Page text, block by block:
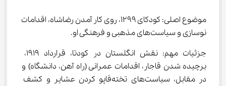
موضوع اصلی: کودکای ۱۲۹۹، روی کار آمدن رضاشاه، اقدامات
نوسازی و سیاست‌های مذهبی و فرهنگی او.
جزئیات مهم: نقش انگلستان در کودتا، قرارداد ۱۹۱۹،
برچیده شدن قاجار، اقدامات عمرانی (راه آهن، دانشگاه) و
در مقابل، سیاست‌های تخته‌قاپو کردن عشایر و کشف